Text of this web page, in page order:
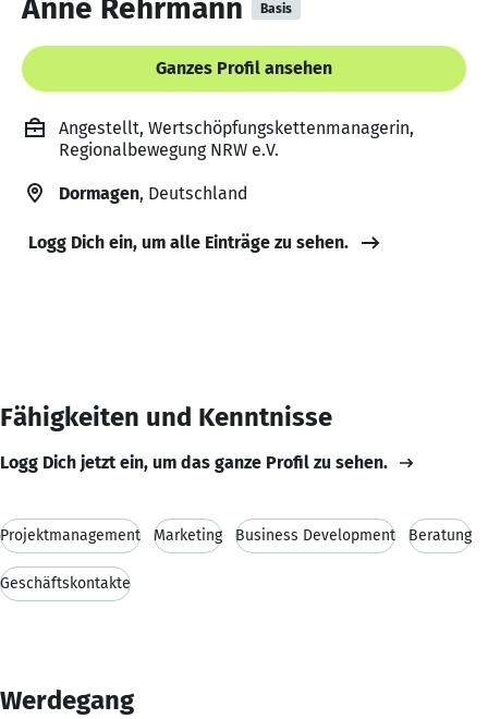
Anne Rehrmann Basis
Ganzes Profil ansehen
Angestellt, Wertschöpfungskettenmanagerin,
Regionalbewegung NRW e.V.
Dormagen, Deutschland
Logg Dich ein, um alle Einträge zu sehen.
Fähigkeiten und Kenntnisse
Logg Dich jetzt ein, um das ganze Profil zu sehen.
Projektmanagement Marketing Business Development Beratung
Geschäftskontakte
Werdegang